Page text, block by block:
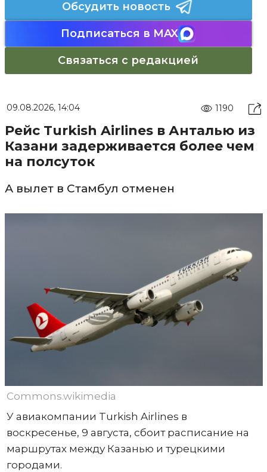
Обсудить новость
Подписаться в MAX
Связаться с редакцией
09.08.2026, 14:04 1190
Рейс Turkish Airlines в Анталью из
Казани задерживается более чем
на полсуток
А вылет в Стамбул отменен
Commons.wikimedia
У авиакомпании Turkish Airlines в
воскресенье, 9 августа, сбоит расписание на
маршрутах между Казанью и турецкими
городами.